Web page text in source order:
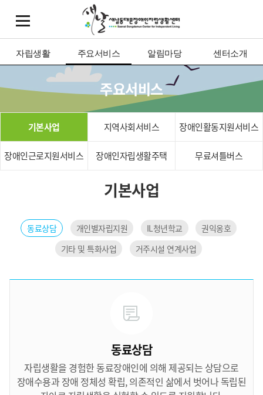
자립생활 주요서비스 알림마당 센터소개
주요서비스
기본사업 지역사회서비스 장애인활동지원서비스
장애인근로지원서비스 장애인자립생활주택 무료셔틀버스
기본사업
동료상담 개인별자립지원 IL청년학교
권익옹호
기타 및 특화사업
거주시설 연계사업
동료상담
자립생활을 경험한 동료장애인에 의해 제공되는 상담으로
장애수용과 장애 정체성 확립, 의존적인 삶에서 벗어나 독립된